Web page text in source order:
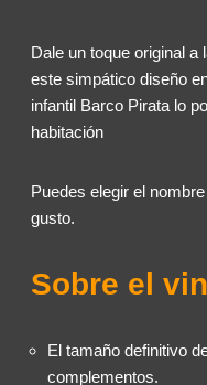
Dale un toque original a
este simpático diseño
infantil Barco Pirata lo
habitación
Puedes elegir el
gusto.
Sobre el
El tamaño definitivo
complementos.